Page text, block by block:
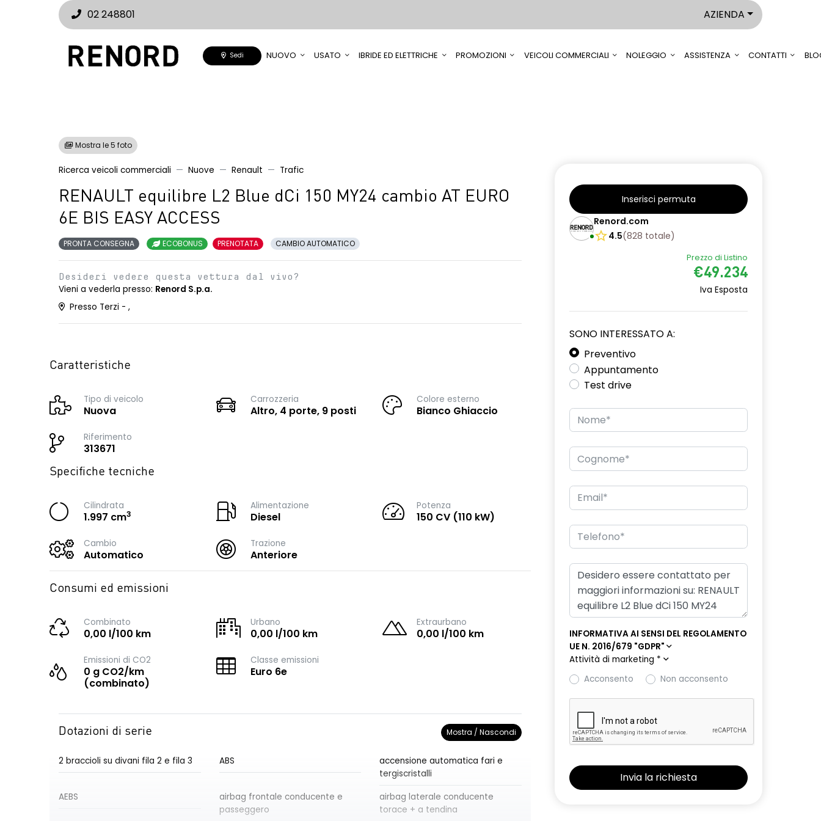
02 248801 AZIENDA
Sedi NUOVO USATO IBRIDE ED ELETTRICHE PROMOZIONI VEICOLI COMMERCIALI NOLEGGIO ASSISTENZA CONTATTI
Mostra le 5 foto
Ricerca veicoli commerciali Nuove Renault Trafic
RENAULT equilibre L2 Blue dCi 150 MY24 cambio AT EURO
6E BIS EASY ACCESS
PRONTA CONSEGNA ECOBONUS PRENOTATA CAMBIO AUTOMATICO
Desideri vedere questa vettura dal vivo?
Vieni a vederla presso: Renord S.p.a.
Presso Terzi - ,
Caratteristiche
Tipo di veicolo
Nuova
Carrozzeria
Altro, 4 porte, 9 posti
Colore esterno
Bianco Ghiaccio
Riferimento
313671
Specifiche tecniche
Cilindrata
1.997 cm3
Alimentazione
Diesel
Potenza
150 CV (110 kW)
Cambio
Automatico
Trazione
Anteriore
Consumi ed emissioni
Combinato
0,00 l/100 km
Urbano
0,00 l/100 km
Extraurbano
0,00 l/100 km
Emissioni di CO2
0 g CO2/km
(combinato)
Classe emissioni
Euro 6e
Dotazioni di serie Mostra / Nascondi
2 braccioli su divani fila 2 e fila 3 ABS
accensione automatica fari e
tergiscristalli
AEBS
airbag frontale conducente e
passeggero
airbag laterale conducente
torace + a tendina
Inserisci permuta
Renord.com
4.5(828 totale)
Prezzo di Listino
€49.234
Iva Esposta
SONO INTERESSATO A:
Preventivo
Appuntamento
Test drive
INFORMATIVA AI SENSI DEL REGOLAMENTO
UE N. 2016/679 "GDPR"
Attività di marketing *
Acconsento
Non acconsento